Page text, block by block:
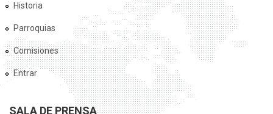
Historia
Parroquias
Comisiones
Entrar
SALA DE PRENSA